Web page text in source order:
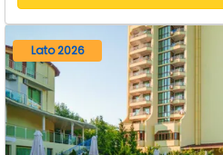
Lato 2026